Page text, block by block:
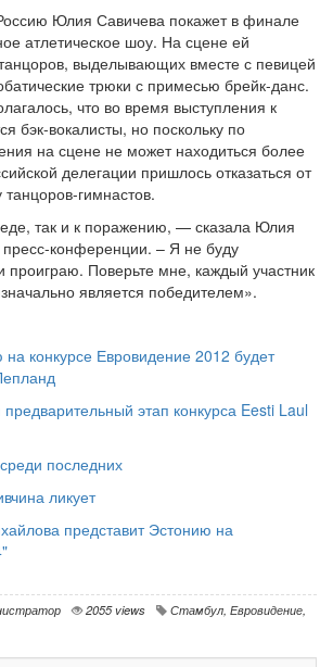
Юлия Савичева покажет в финале
атлетическое шоу. На сцене ей
выделывающих вместе с певицей
трюки с примесью брейк-данс.
что во время выступления к
бэк-вокалисты, но поскольку по
на сцене не может находиться более
делегации пришлось отказаться от
танцоров-гимнастов.
так и к поражению, — сказала Юлия
конференции. – Я не буду
проиграю. Поверьте мне, каждый участник
является победителем».
конкурсе Евровидение 2012 будет
этап конкурса Eesti Laul
последних
ликует
представит Эстонию на
2055 views Стамбул, Евровидение,